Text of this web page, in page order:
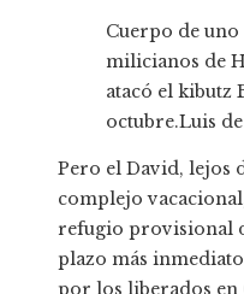
Cuerpo de uno
milicianos de
atacó el kibutz
octubre.Luis de
Pero el David, lejos
complejo
refugio provisional
plazo más
por los liberados en